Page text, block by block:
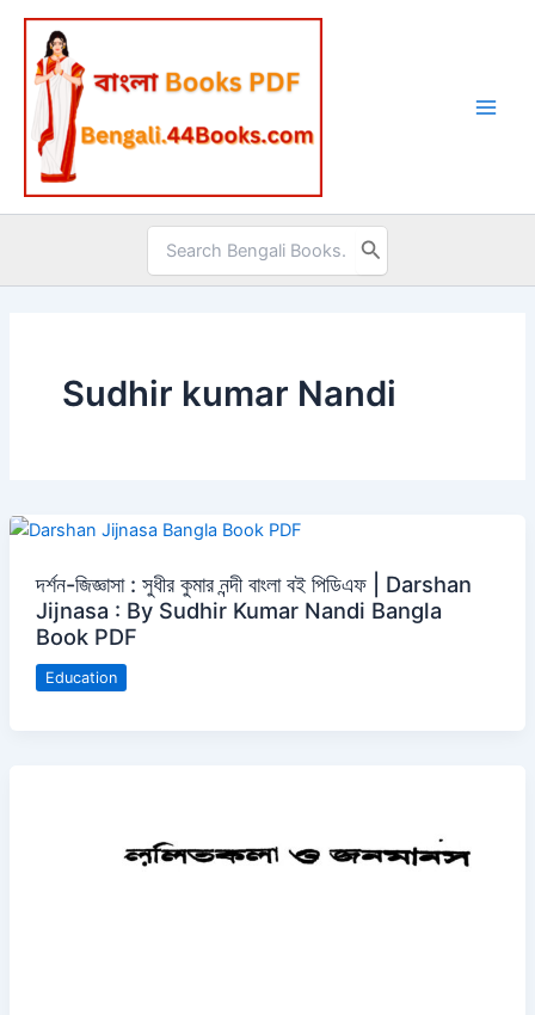
Skip
content
Search
for:
Sudhir kumar Nandi
দর্শন-জিজ্ঞাসা : সুধীর কুমার নন্দী বাংলা বই পিডিএফ | Darshan
Jijnasa : By Sudhir Kumar Nandi Bangla
Book PDF
Education